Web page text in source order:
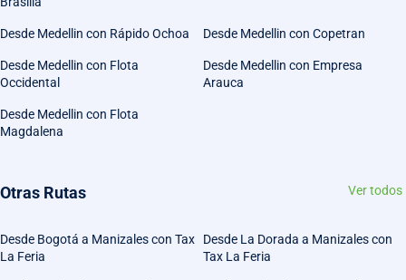
Desde Medellin con Rápido Ochoa Desde Medellin con Copetran
Desde Medellin con Flota
Occidental
Desde Medellin con Empresa
Arauca
Desde Medellin con Flota
Magdalena
Otras Rutas Ver todos
Desde Bogotá a Manizales con Tax
La Feria
Desde La Dorada a Manizales con
Tax La Feria